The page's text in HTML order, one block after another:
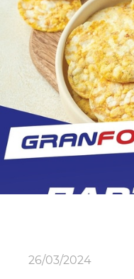
26/03/2024